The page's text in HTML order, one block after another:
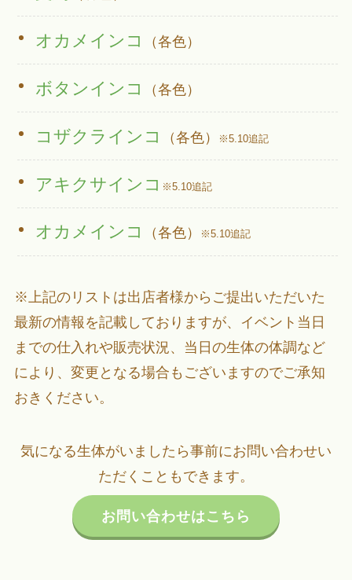
オカメインコ （各色）
ボタンインコ （各色）
コザクラインコ （各色） ※5.10追記
アキクサインコ ※5.10追記
オカメインコ （各色） ※5.10追記
※上記のリストは出店者様からご提出いただいた
最新の情報を記載しておりますが、イベント当日
までの仕入れや販売状況、当日の生体の体調など
により、変更となる場合もございますのでご承知
おきください。
気になる生体がいましたら事前にお問い合わせい
ただくこともできます。
お問い合わせはこちら